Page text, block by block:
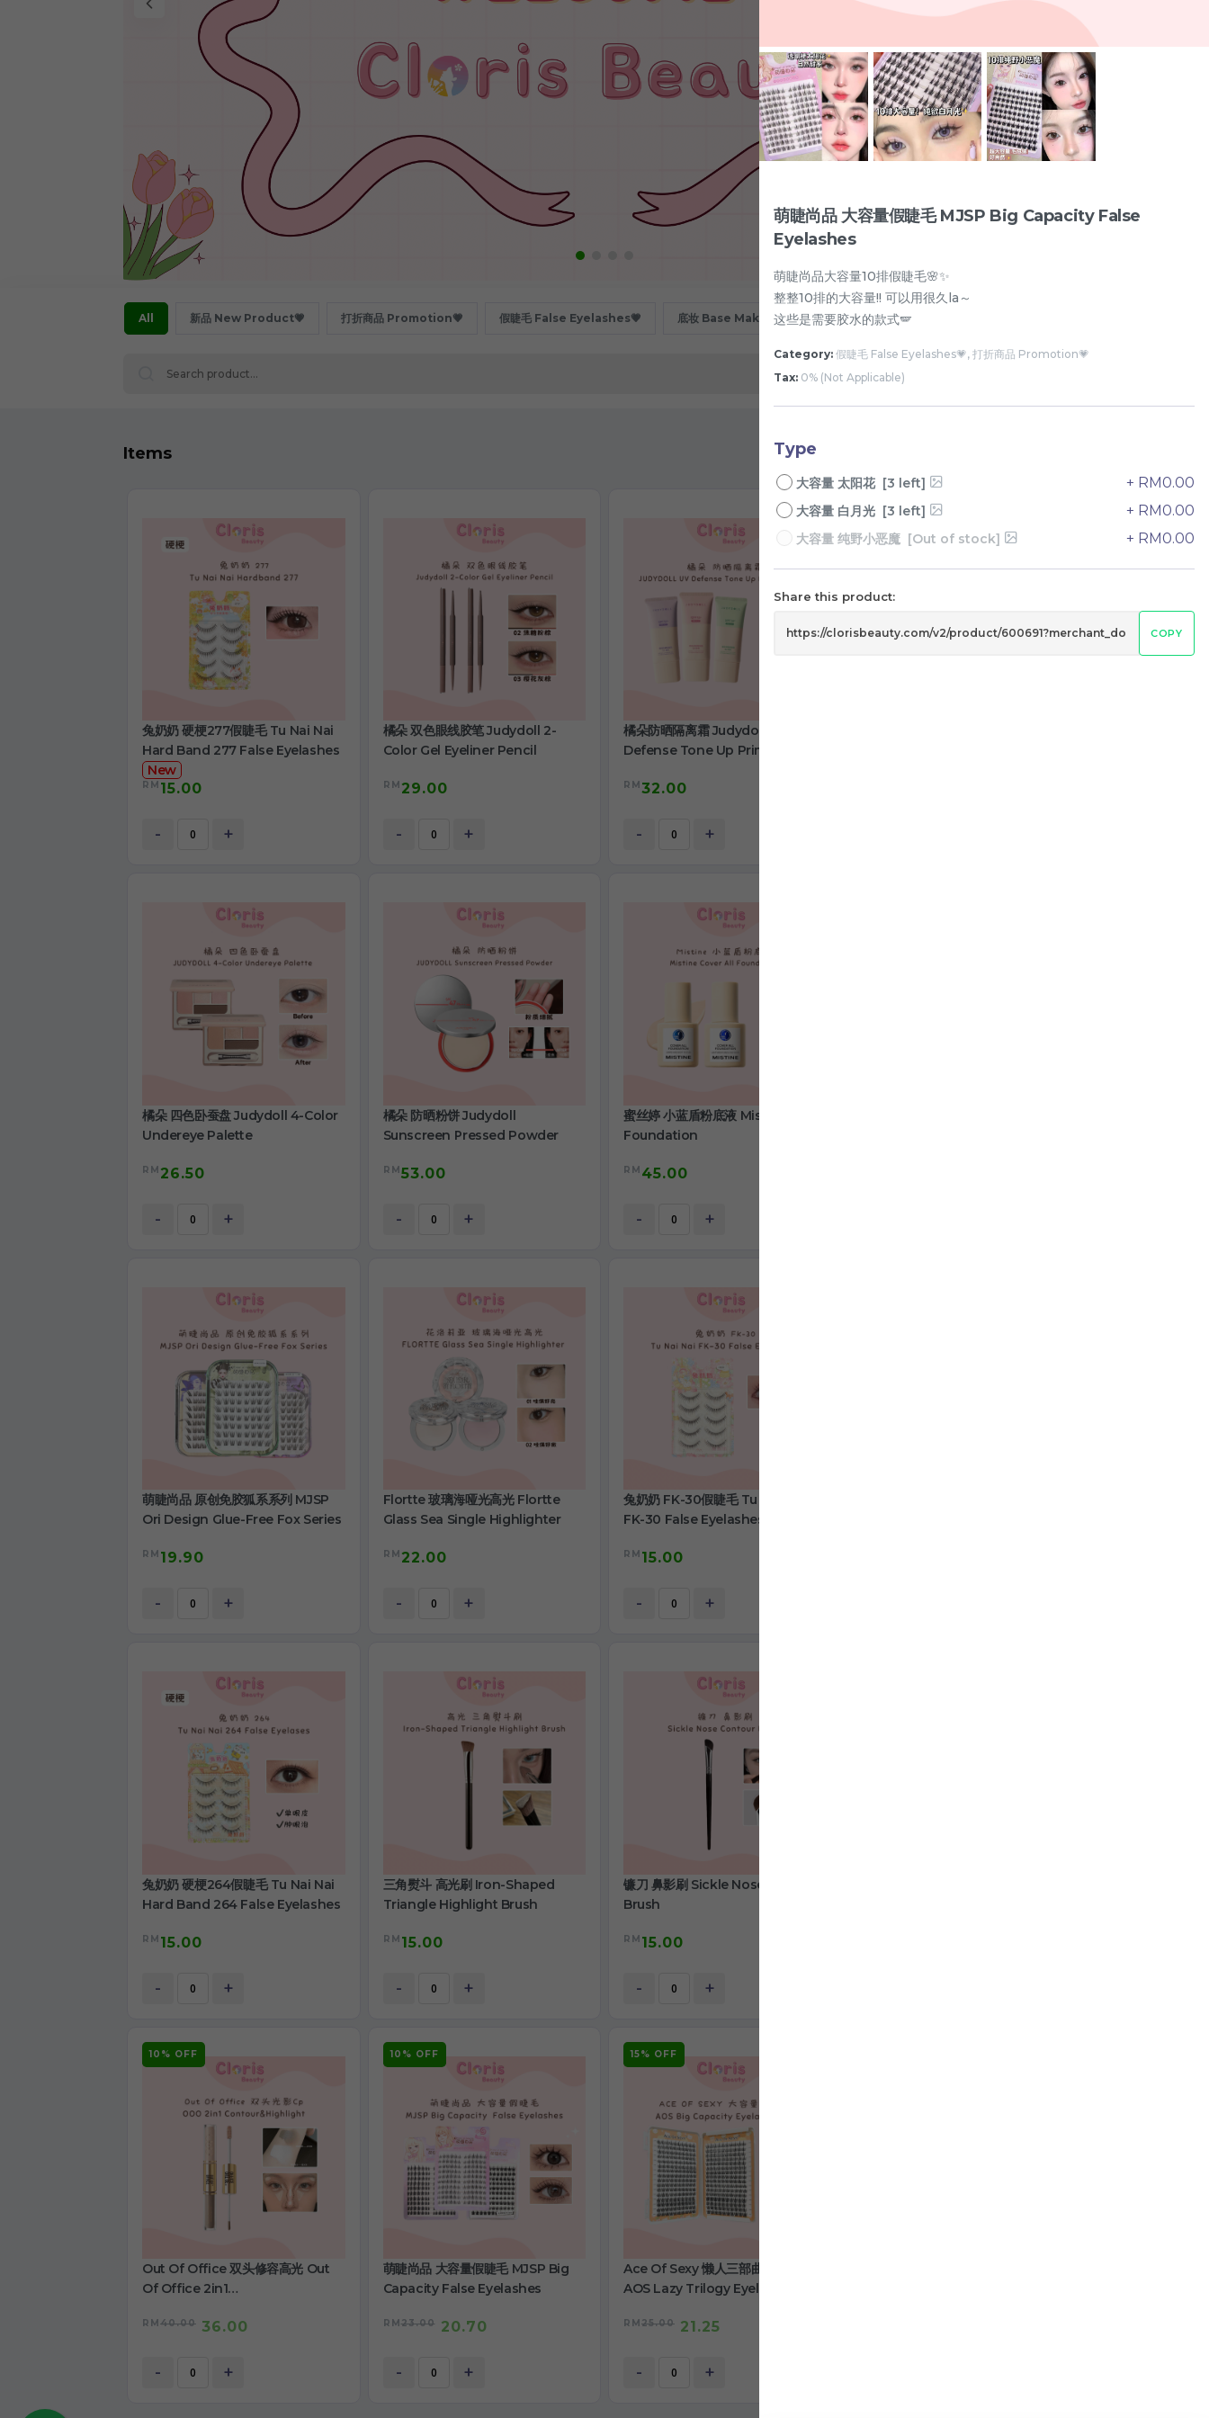
All 新品 New Product💗 打折商品 Promotion💗 假睫毛 False Eyelashes💗 底妆 Base Makeup💗 遮瑕 Concealer💗
Items
兔奶奶 硬梗277假睫毛 Tu Nai Nai
Hard Band 277 False Eyelashes
New
RM 15.00
- +
橘朵 双色眼线胶笔 Judydoll 2-
Color Gel Eyeliner Pencil
RM 29.00
- +
橘朵防晒隔离霜 Judydoll Uv
Defense Tone Up Primer Cream
RM 32.00
- +
橘朵 四色卧蚕盘 Judydoll 4-Color
Undereye Palette
RM 26.50
- +
橘朵 防晒粉饼 Judydoll
Sunscreen Pressed Powder
RM53.00
- +
蜜丝婷 小蓝盾粉底液 Mistine
Foundation
RM 45.00
- +
萌睫尚品 原创免胶狐系系列 MJSP
Ori Design Glue-Free Fox Series
RM 19.90
- +
Flortte 玻璃海哑光高光 Flortte
Glass Sea Single Highlighter
RM 22.00
- +
兔奶奶 FK-30假睫毛 Tu Nai Nai
FK-30 False Eyelashes
RM 15.00
- +
兔奶奶 硬梗264假睫毛 Tu Nai Nai
Hard Band 264 False Eyelashes
RM 15.00
- +
三角熨斗 高光刷 Iron-Shaped
Triangle Highlight Brush
RM 15.00
- +
镰刀 鼻影刷 Sickle Nose Contour
Brush
RM 15.00
- +
10% OFF
Out Of Office 双头修容高光 Out
Of Office 2in1
RM 40.00 36.00
- +
10% OFF
萌睫尚品 大容量假睫毛 MJSP Big
Capacity False Eyelashes
RM 23.00 20.70
- +
15% OFF
Ace Of Sexy 懒人三部曲睫毛书
AOS Lazy Trilogy Eyelashes
RM 25.00 21.25
- +
萌睫尚品 大容量假睫毛 MJSP Big Capacity False
Eyelashes
萌睫尚品大容量10排假睫毛🌸✨
整整10排的大容量!! 可以用很久la～
这些是需要胶水的款式🪽
Category: 假睫毛 False Eyelashes💗, 打折商品 Promotion💗
Tax: 0% (Not Applicable)
Type
大容量 太阳花 [3 left] + RM0.00
大容量 白月光 [3 left] + RM0.00
大容量 纯野小恶魔 [Out of stock] + RM0.00
Share this product:
COPY